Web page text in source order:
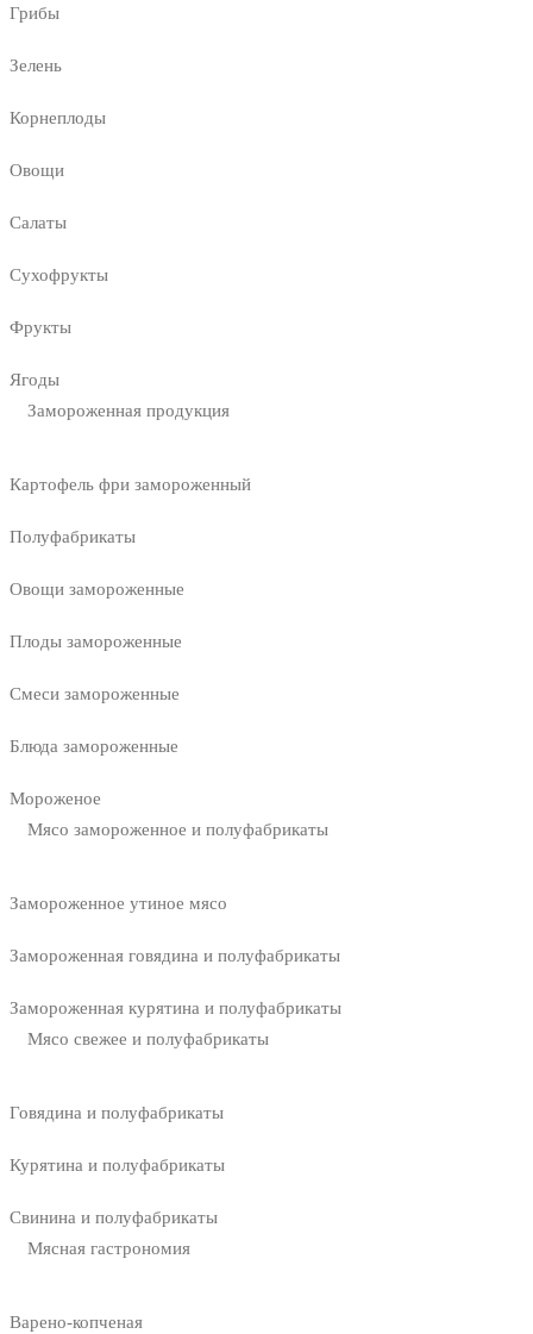
Грибы
Зелень
Корнеплоды
Овощи
Салаты
Сухофрукты
Фрукты
Ягоды
Замороженная продукция
Картофель фри замороженный
Полуфабрикаты
Овощи замороженные
Плоды замороженные
Смеси замороженные
Блюда замороженные
Мороженое
Мясо замороженное и полуфабрикаты
Замороженное утиное мясо
Замороженная говядина и полуфабрикаты
Замороженная курятина и полуфабрикаты
Мясо свежее и полуфабрикаты
Говядина и полуфабрикаты
Курятина и полуфабрикаты
Свинина и полуфабрикаты
Мясная гастрономия
Варено-копченая